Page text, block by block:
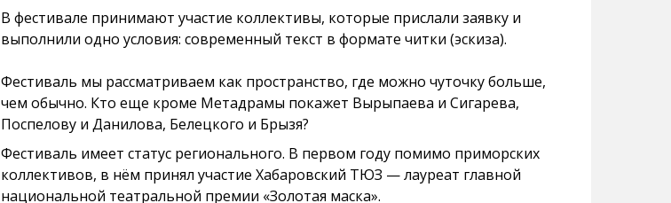
В фестивале принимают участие коллективы, которые прислали заявку и
выполнили одно условия: современный текст в формате читки (эскиза).
Фестиваль мы рассматриваем как пространство, где можно чуточку больше,
чем обычно. Кто еще кроме Метадрамы покажет Вырыпаева и Сигарева,
Поспелову и Данилова, Белецкого и Брызя?
Фестиваль имеет статус регионального. В первом году помимо приморских
коллективов, в нём принял участие Хабаровский ТЮЗ — лауреат главной
национальной театральной премии «Золотая маска».